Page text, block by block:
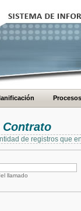
Procesos
Contrato
de registros que
llamado